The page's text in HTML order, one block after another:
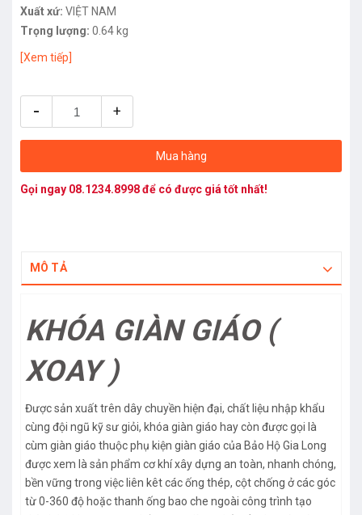
Xuất xứ: VIỆT NAM
Trọng lượng: 0.64 kg
[Xem tiếp]
- +
Mua hàng
Gọi ngay 08.1234.8998để có được giá tốt nhất!
MÔ TẢ
KHÓA GIÀN GIÁO (
XOAY )
Được sản xuất trên dây chuyền hiện đại, chất liệu nhập khẩu
cùng đội ngũ kỹ sư giỏi, khóa giàn giáo hay còn được gọi là
cùm giàn giáo thuộc phụ kiện giàn giáo của Bảo Hộ Gia Long
được xem là sản phẩm cơ khí xây dựng an toàn, nhanh chóng,
bền vững trong việc liên kêt các ống thép, cột chống ở các góc
từ 0-360 độ hoặc thanh ống bao che ngoài công trình tạo